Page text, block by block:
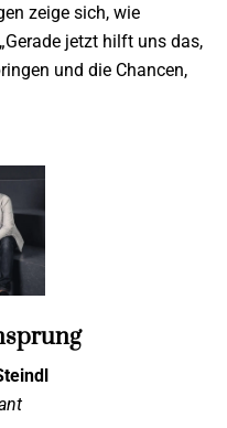
zeige sich, wie
jetzt hilft uns das,
und die Chancen,